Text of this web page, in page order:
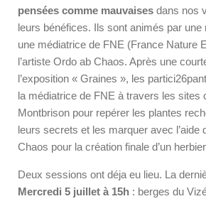
pensées comme mauvaises dans nos
leurs bénéfices. Ils sont animés par une
une médiatrice de FNE (France Nature
l’artiste Ordo ab Chaos. Après une
l’exposition « Graines », les
la médiatrice de FNE à travers les sites
Montbrison pour repérer les plantes
leurs secrets et les marquer avec l’aide
Chaos pour la création finale d’un
Deux sessions ont déja eu lieu. La
Mercredi 5 juillet à 15h : berges du